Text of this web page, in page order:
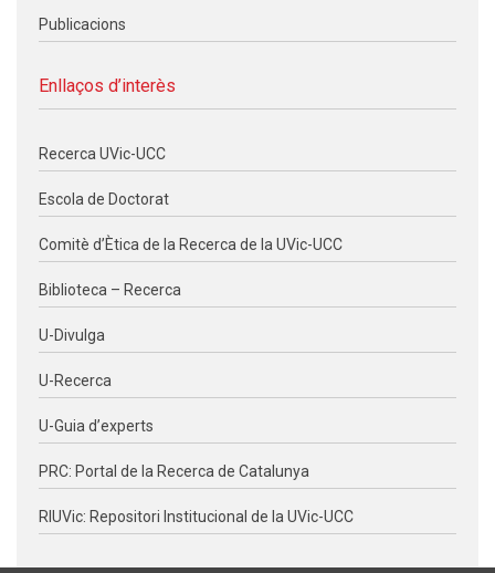
Publicacions
Enllaços d’interès
Recerca UVic-UCC
Escola de Doctorat
Comitè d’Ètica de la Recerca de la UVic-UCC
Biblioteca – Recerca
U-Divulga
U-Recerca
U-Guia d’experts
PRC: Portal de la Recerca de Catalunya
RIUVic: Repositori Institucional de la UVic-UCC